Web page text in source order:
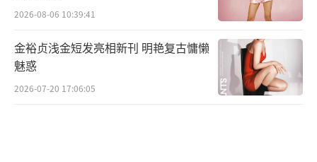
2026-08-06 10:39:41
金裕贞浅金短发亮相新刊 明艳复古慵懒
魅惑
2026-07-20 17:06:05